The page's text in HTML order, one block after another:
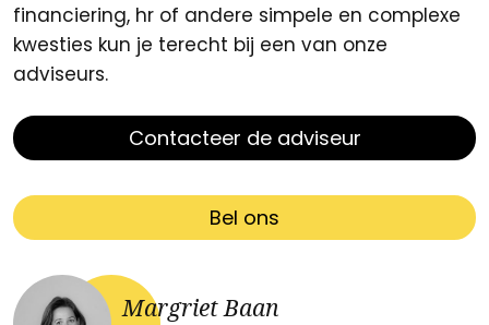
financiering, hr of andere simpele en complexe
kwesties kun je terecht bij een van onze
adviseurs.
Contacteer de adviseur
Bel ons
Margriet Baan